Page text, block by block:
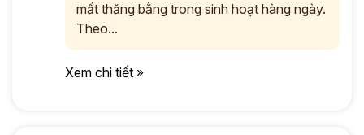
mất thăng bằng trong sinh hoạt hàng ngày.
Theo...
Xem chi tiết »